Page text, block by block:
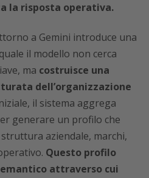
la risposta operativa.
a Gemini introduce una
il modello non cerca
ma costruisce una
dell’organizzazione
il sistema aggrega
generare un profilo che
aziendale, marchi,
Questo profilo
attraverso cui